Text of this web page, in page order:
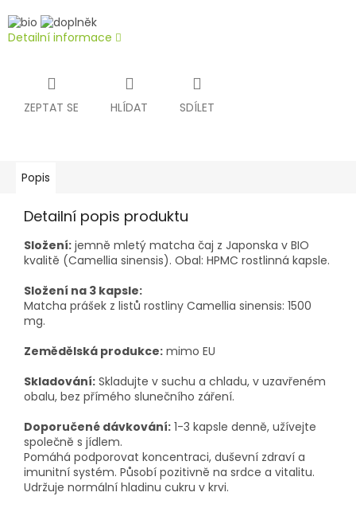
Detailní informace
ZEPTAT SE HLÍDAT SDÍLET
Popis
Detailní popis produktu
Složení: jemně mletý matcha čaj z Japonska v BIO
kvalitě (Camellia sinensis). Obal: HPMC rostlinná kapsle.
Složení na 3 kapsle:
Matcha prášek z listů rostliny Camellia sinensis: 1500
mg.
Zemědělská produkce: mimo EU
Skladování: Skladujte v suchu a chladu, v uzavřeném
obalu, bez přímého slunečního záření.
Doporučené dávkování: 1-3 kapsle denně, užívejte
společně s jídlem.
Pomáhá podporovat koncentraci, duševní zdraví a
imunitní systém. Působí pozitivně na srdce a vitalitu.
Udržuje normální hladinu cukru v krvi.